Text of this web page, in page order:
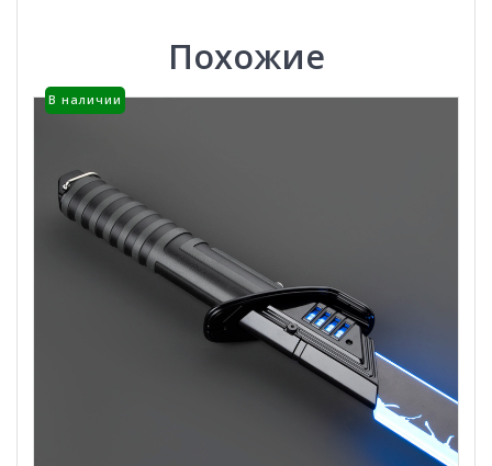
Похожие
В наличии